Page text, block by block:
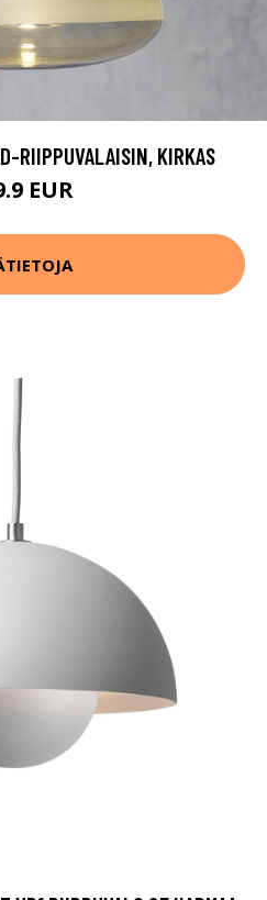
RIIPPUVALAISIN, KIRKAS
EUR